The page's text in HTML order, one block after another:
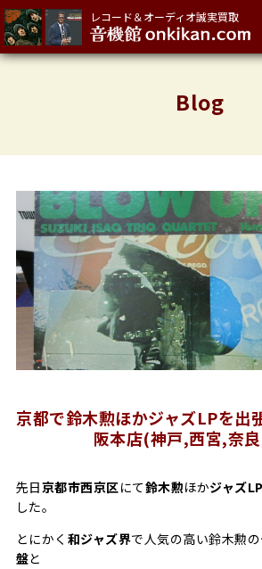
レコード＆オーディオ誠実買取
Blog
京都で鈴木勲ほかジャズLPを出
阪本店(神戸,西宮,奈
先日京都市西京区にて鈴木勲ほかジャズLP
した。
とにかく 和ジャズ界で人気の高い鈴木勲
盤と